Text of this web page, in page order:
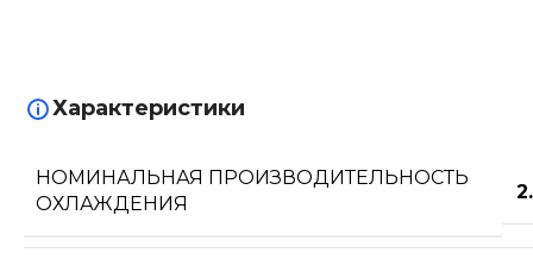
Характеристики
НОМИНАЛЬНАЯ ПРОИЗВОДИТЕЛЬНОСТЬ
ОХЛАЖДЕНИЯ